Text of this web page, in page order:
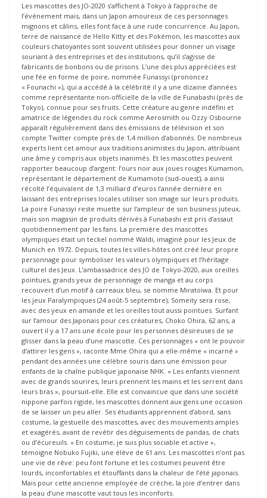
Les mascottes des JO-2020 s’affichent à Tokyo à l’approche de
l’événement mais, dans un Japon amoureux de ces personnages
mignons et câlins, elles font face à une rude concurrence. Au Japon,
terre de naissance de Hello Kitty et des Pokémon, les mascottes aux
couleurs chatoyantes sont souvent utilisées pour donner un visage
souriant à des entreprises et des institutions, qu’il s’agisse de
fabricants de bonbons ou de prisons. L’une des plus appréciées est
une fée en forme de poire, nommée Funassyi (prononcez
« Founachi »), qui a accédé à la célébrité il y a une dizaine d’années
comme représentante non-officielle de la ville de Funabashi (près de
Tokyo), connue pour ses fruits. Cette créature au genre indéfini et
amatrice de légendes du rock comme Aerosmith ou Ozzy Osbourne
apparaît régulièrement dans des émissions de télévision et son
compte Twitter compte près de 1,4 million d’abonnés. De nombreux
experts lient cet amour aux traditions animistes du Japon, attribuant
une âme y compris aux objets inanimés. Et les mascottes peuvent
rapporter beaucoup d’argent: l’ours noir aux joues rouges Kumamon,
représentant le département de Kumamoto (sud-ouest), a ainsi
récolté l’équivalent de 1,3 milliard d’euros l’année dernière en
laissant des entreprises locales utiliser son image sur leurs produits.
La poire Funassyi reste muette sur l’ampleur de son business juteux,
mais son magasin de produits dérivés à Funabashi est pris d’assaut
quotidiennement par les fans. La première des mascottes
olympiques était un teckel nommé Waldi, imaginé pour les Jeux de
Munich en 1972. Depuis, toutes les villes-hôtes ont créé leur propre
personnage pour symboliser les valeurs olympiques et l’héritage
culturel des Jeux. L’ambassadrice des JO de Tokyo-2020, aux oreilles
pointues, grands yeux de personnage de manga et au corps
recouvert d’un motif à carreaux bleu, se nomme Miratoiwa. Et pour
les jeux Paralympiques (24 août-5 septembre), Someity sera rose,
avec des yeux en amande et les oreilles tout aussi pointues. Surfant
sur l’amour des Japonais pour ces créatures, Choko Ohira, 62 ans, a
ouvert il y a 17 ans une école pour les personnes désireuses de se
glisser dans la peau d’une mascotte. Ces personnages « ont le pouvoir
d’attirer les gens », raconte Mme Ohira qui a elle-même « incarné »
pendant des années une célèbre souris dans une émission pour
enfants de la chaîne publique japonaise NHK. « Les enfants viennent
avec de grands sourires, leurs prennent les mains et les serrent dans
leurs bras », poursuit-elle. Elle est convaincue que dans une société
nippone parfois rigide, les mascottes donnent aux gens une occasion
de se laisser un peu aller. Ses étudiants apprennent d’abord, sans
costume, la gestuelle des mascottes, avec des mouvements amples
et exagérés, avant de revêtir des déguisements de pandas, de chats
ou d’écureuils. « En costume, je suis plus sociable et active »,
témoigne Nobuko Fujiki, une élève de 61 ans. Les mascottes n’ont pas
une vie de rêve: peu font fortune et les costumes peuvent être
lourds, inconfortables et étouffants dans la chaleur de l’été japonais.
Mais pour cette ancienne employée de crèche, la joie d’entrer dans
la peau d’une mascotte vaut tous les inconforts.